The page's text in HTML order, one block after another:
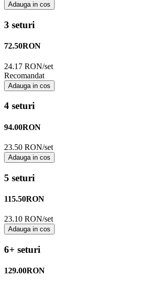
Adauga in cos
3 seturi
72.50RON
24.17 RON/set
Recomandat
Adauga in cos
4 seturi
94.00RON
23.50 RON/set
Adauga in cos
5 seturi
115.50RON
23.10 RON/set
Adauga in cos
6+ seturi
129.00RON